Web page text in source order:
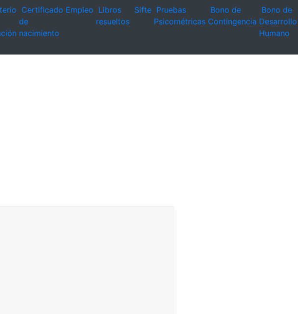
Certificado
de
nacimiento
Empleo Libros
resueltos
Sifte Pruebas
Psicométricas
Bono de
Contingencia
Bono de
Desarrollo
Humano